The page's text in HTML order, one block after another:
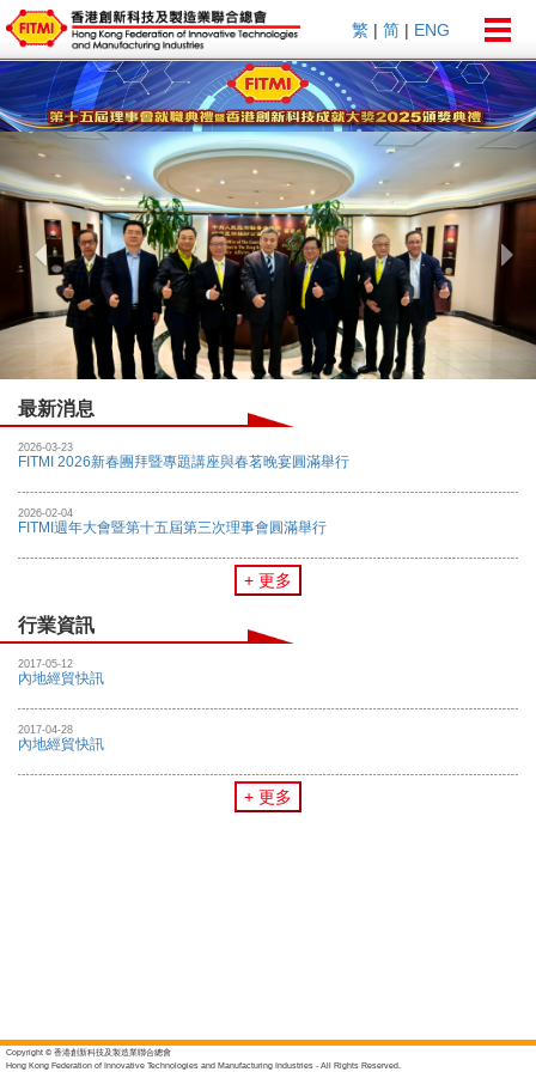
繁 | 简 | ENG
Previous
最新消息
2026-03-23
FITMI 2026新春團拜暨專題講座與春茗晚宴圓滿舉行
2026-02-04
FITMI週年大會暨第十五屆第三次理事會圓滿舉行
+ 更多
行業資訊
2017-05-12
內地經貿快訊
2017-04-28
內地經貿快訊
+ 更多
Copyright © 香港創新科技及製造業聯合總會
Hong Kong Federation of Innovative Technologies and Manufacturing Industries - All Rights Reserved.